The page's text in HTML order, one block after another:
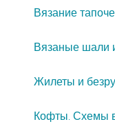
Вязание
Вязаные шали
Жилеты и
Кофты. Схемы